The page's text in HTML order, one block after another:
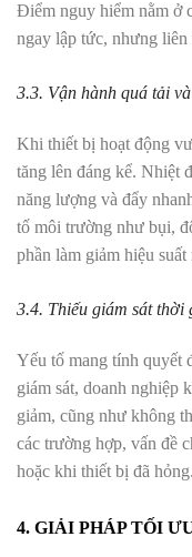
Điểm nguy hiểm nằm ở
ngay lập tức, nhưng liên
3.3. Vận hành quá tải
Khi thiết bị hoạt động
tăng lên đáng kể. Nhiệt
năng lượng và đẩy
tố môi trường như bụi,
phần làm giảm hiệu
3.4. Thiếu giám sát thời
Yếu tố mang tính quyết
giám sát, doanh nghiệp
giảm, cũng như không
các trường hợp, vấn đề
hoặc khi thiết bị đã hỏng.
4. GIẢI PHÁP TỐI